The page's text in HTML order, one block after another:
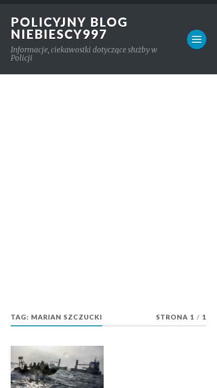
POLICYJNY BLOG
NIEBIESCY997
Informacje, ciekawostki dotyczące służby w
Policji
TAG: MARIAN SZCZUCKI STRONA 1 / 1